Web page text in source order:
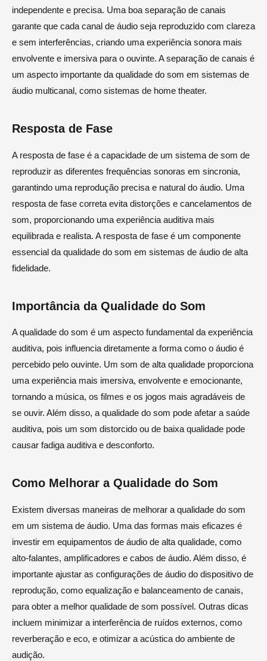
independente e precisa. Uma boa separação de canais
garante que cada canal de áudio seja reproduzido com clareza
e sem interferências, criando uma experiência sonora mais
envolvente e imersiva para o ouvinte. A separação de canais é
um aspecto importante da qualidade do som em sistemas de
áudio multicanal, como sistemas de home theater.
Resposta de Fase
A resposta de fase é a capacidade de um sistema de som de
reproduzir as diferentes frequências sonoras em sincronia,
garantindo uma reprodução precisa e natural do áudio. Uma
resposta de fase correta evita distorções e cancelamentos de
som, proporcionando uma experiência auditiva mais
equilibrada e realista. A resposta de fase é um componente
essencial da qualidade do som em sistemas de áudio de alta
fidelidade.
Importância da Qualidade do Som
A qualidade do som é um aspecto fundamental da experiência
auditiva, pois influencia diretamente a forma como o áudio é
percebido pelo ouvinte. Um som de alta qualidade proporciona
uma experiência mais imersiva, envolvente e emocionante,
tornando a música, os filmes e os jogos mais agradáveis de
se ouvir. Além disso, a qualidade do som pode afetar a saúde
auditiva, pois um som distorcido ou de baixa qualidade pode
causar fadiga auditiva e desconforto.
Como Melhorar a Qualidade do Som
Existem diversas maneiras de melhorar a qualidade do som
em um sistema de áudio. Uma das formas mais eficazes é
investir em equipamentos de áudio de alta qualidade, como
alto-falantes, amplificadores e cabos de áudio. Além disso, é
importante ajustar as configurações de áudio do dispositivo de
reprodução, como equalização e balanceamento de canais,
para obter a melhor qualidade de som possível. Outras dicas
incluem minimizar a interferência de ruídos externos, como
reverberação e eco, e otimizar a acústica do ambiente de
audição.